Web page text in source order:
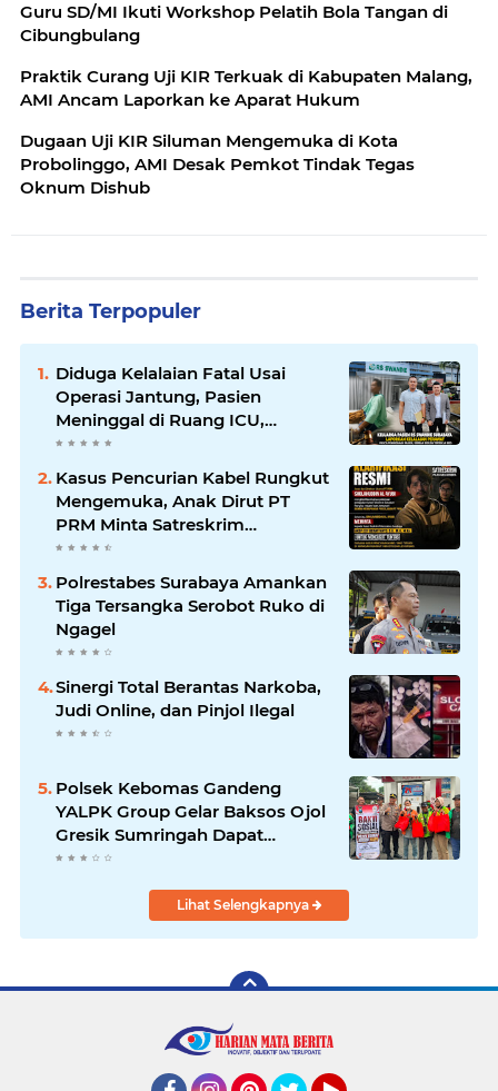
Guru SD/MI Ikuti Workshop Pelatih Bola Tangan di
Cibungbulang
Praktik Curang Uji KIR Terkuak di Kabupaten Malang,
AMI Ancam Laporkan ke Aparat Hukum
Dugaan Uji KIR Siluman Mengemuka di Kota
Probolinggo, AMI Desak Pemkot Tindak Tegas
Oknum Dishub
Berita Terpopuler
Diduga Kelalaian Fatal Usai
Operasi Jantung, Pasien
Meninggal di Ruang ICU,
Keluarga Tuntut RSUD dr.
Soewandhie Bertanggung
Jawab
Kasus Pencurian Kabel Rungkut
Mengemuka, Anak Dirut PT
PRM Minta Satreskrim
Polrestabes Surabaya Usut
Hingga Tuntas
Polrestabes Surabaya Amankan
Tiga Tersangka Serobot Ruko di
Ngagel
Sinergi Total Berantas Narkoba,
Judi Online, dan Pinjol Ilegal
Polsek Kebomas Gandeng
YALPK Group Gelar Baksos Ojol
Gresik Sumringah Dapat
Sembako dan BBM Gratis
Lihat Selengkapnya